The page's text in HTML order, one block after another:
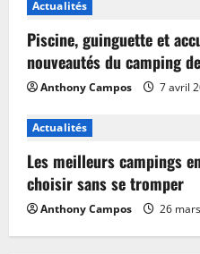
Actualités
Piscine, guinguette et
nouveautés du camping
Anthony Campos 7 avril
Actualités
Les meilleurs campings
choisir sans se tromper
Anthony Campos 26